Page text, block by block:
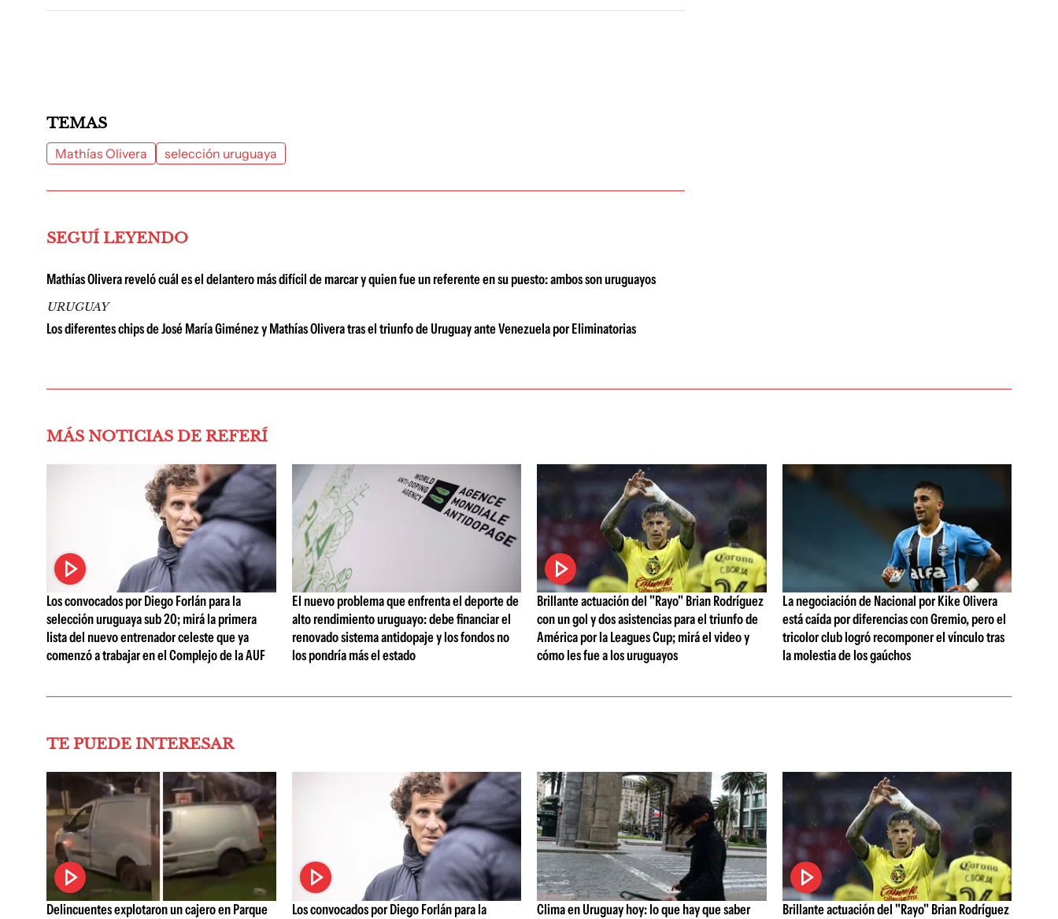
TEMAS
Mathías Olivera selección uruguaya
SEGUÍ LEYENDO
Mathías Olivera reveló cuál es el delantero más difícil de marcar y quien fue un referente en su puesto: ambos son uruguayos
URUGUAY
Los diferentes chips de José María Giménez y Mathías Olivera tras el triunfo de Uruguay ante Venezuela por Eliminatorias
MÁS NOTICIAS DE REFERÍ
Los convocados por Diego Forlán para la
selección uruguaya sub 20; mirá la primera
lista del nuevo entrenador celeste que ya
comenzó a trabajar en el Complejo de la AUF
El nuevo problema que enfrenta el deporte de
alto rendimiento uruguayo: debe financiar el
renovado sistema antidopaje y los fondos no
los pondría más el estado
Brillante actuación del "Rayo" Brian Rodríguez
con un gol y dos asistencias para el triunfo de
América por la Leagues Cup; mirá el video y
cómo les fue a los uruguayos
La negociación de Nacional por Kike Olivera
está caída por diferencias con Gremio, pero el
tricolor club logró recomponer el vínculo tras
la molestia de los gaúchos
TE PUEDE INTERESAR
Delincuentes explotaron un cajero en Parque
Los convocados por Diego Forlán para la
Clima en Uruguay hoy: lo que hay que saber
Brillante actuación del "Rayo" Brian Rodríguez